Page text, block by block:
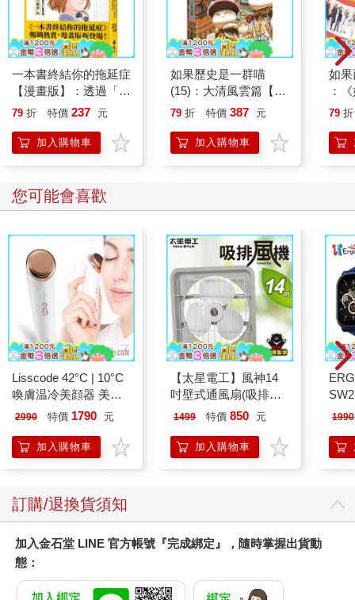
一本書終結你的拖延症
【漫畫版】：透過「小
行動」打開大腦的行動
「行動派」的37個科
學方法
79 折 特價 237 元
加入購物車
如果歷史是一群喵
(15)：大清風雲篇【萌
貓漫畫學歷史】
79 折 特價 387 元
加入購物車
如
：
喵
79 折
您可能會喜歡
Lisscode 42°C | 10°C
喚膚温冷美顔器 美膚
儀
2990 特價 1790 元
加入購物車
【太星電工】風神14
吋壁式通風扇(吸排風
機)
1499 特價 850 元
加入購物車
泳
1990
訂購/退換貨須知
加入金石堂 LINE 官方帳號『完成綁定』，隨時掌握出貨動
態：